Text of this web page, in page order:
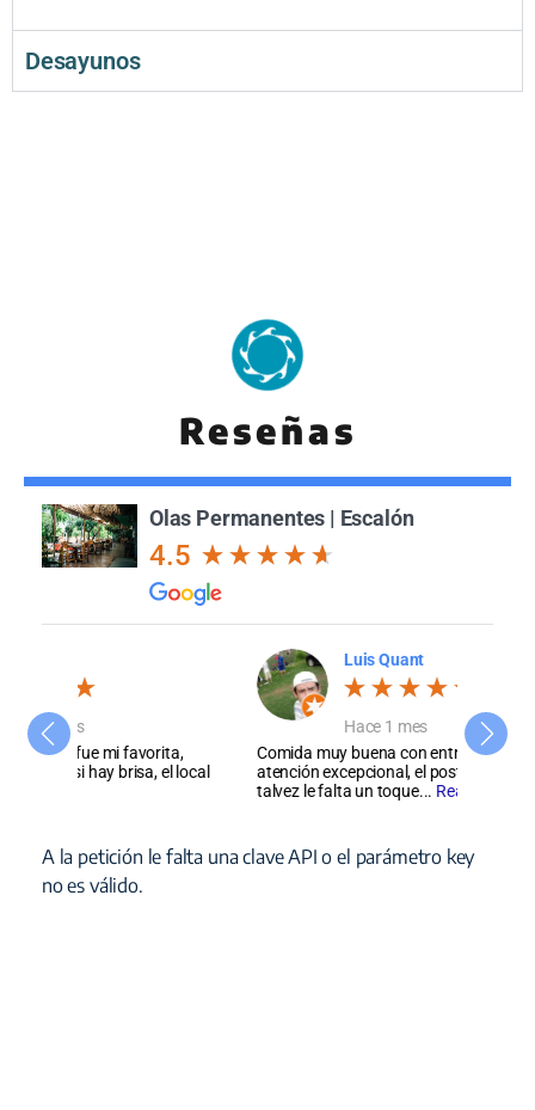
Desayunos
Reseñas
Olas Permanentes | Escalón
4.5
Comida muy buena con entrada y bebida,
atención excepcional, el postre que pedí el flan
talvez le falta un toque...Read more
Tiene
A la petición le falta una clave API o el parámetro key
no es válido.